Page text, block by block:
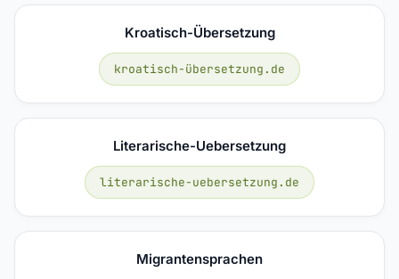
Kroatisch-Übersetzung
kroatisch-übersetzung.de
Literarische-Uebersetzung
literarische-uebersetzung.de
Migrantensprachen